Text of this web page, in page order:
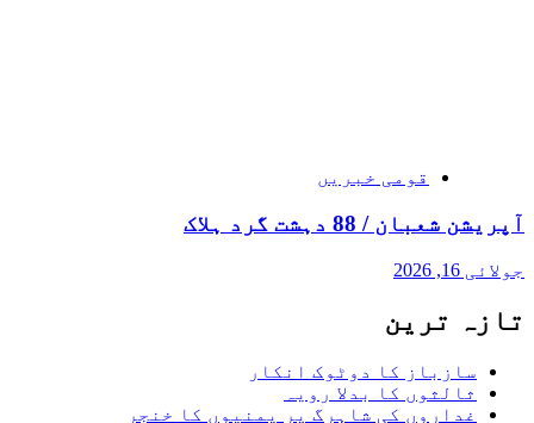
قومی خبریں
آپریشن شعبان / 88 دہشت گرد ہلاک
جولائی 16, 2026
تازہ ترین
سازباز کا دوٹوک انکار
ثالثوں کا بدلا رویہ
غداروں کی شاہرگ پر یمنیوں کا خنجر